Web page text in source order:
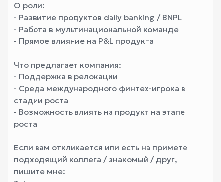
О роли:
- Развитие продуктов daily banking / BNPL
- Работа в мультинациональной команде
- Прямое влияние на P&L продукта
Что предлагает компания:
- Поддержка в релокации
- Среда международного финтех-игрока в
стадии роста
- Возможность влиять на продукт на этапе
роста
Если вам откликается или есть на примете
подходящий коллега / знакомый / друг,
пишите мне: